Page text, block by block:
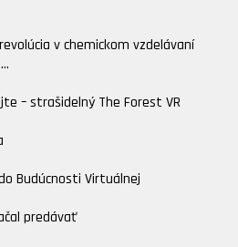
v chemickom vzdelávaní
– strašidelný The Forest VR
Budúcnosti Virtuálnej
predávať